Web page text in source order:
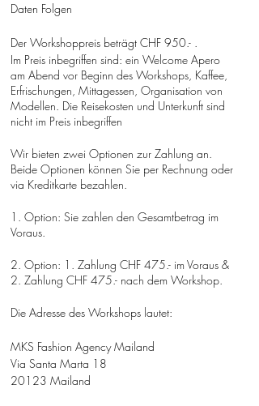
Daten Folgen
Der Workshoppreis beträgt CHF 950.- .
Im Preis inbegriffen sind: ein Welcome Apero
am Abend vor Beginn des Workshops, Kaffee,
Erfrischungen, Mittagessen, Organisation von
Modellen. Die Reisekosten und Unterkunft sind
nicht im Preis inbegriffen
Wir bieten zwei Optionen zur Zahlung an.
Beide Optionen können Sie per Rechnung oder
via Kreditkarte bezahlen.
1. Option: Sie zahlen den Gesamtbetrag im
Voraus.
2. Option: 1. Zahlung CHF 475.- im Voraus &
2. Zahlung CHF 475.- nach dem Workshop.
Die Adresse des Workshops lautet:
MKS Fashion Agency Mailand
Via Santa Marta 18
20123 Mailand